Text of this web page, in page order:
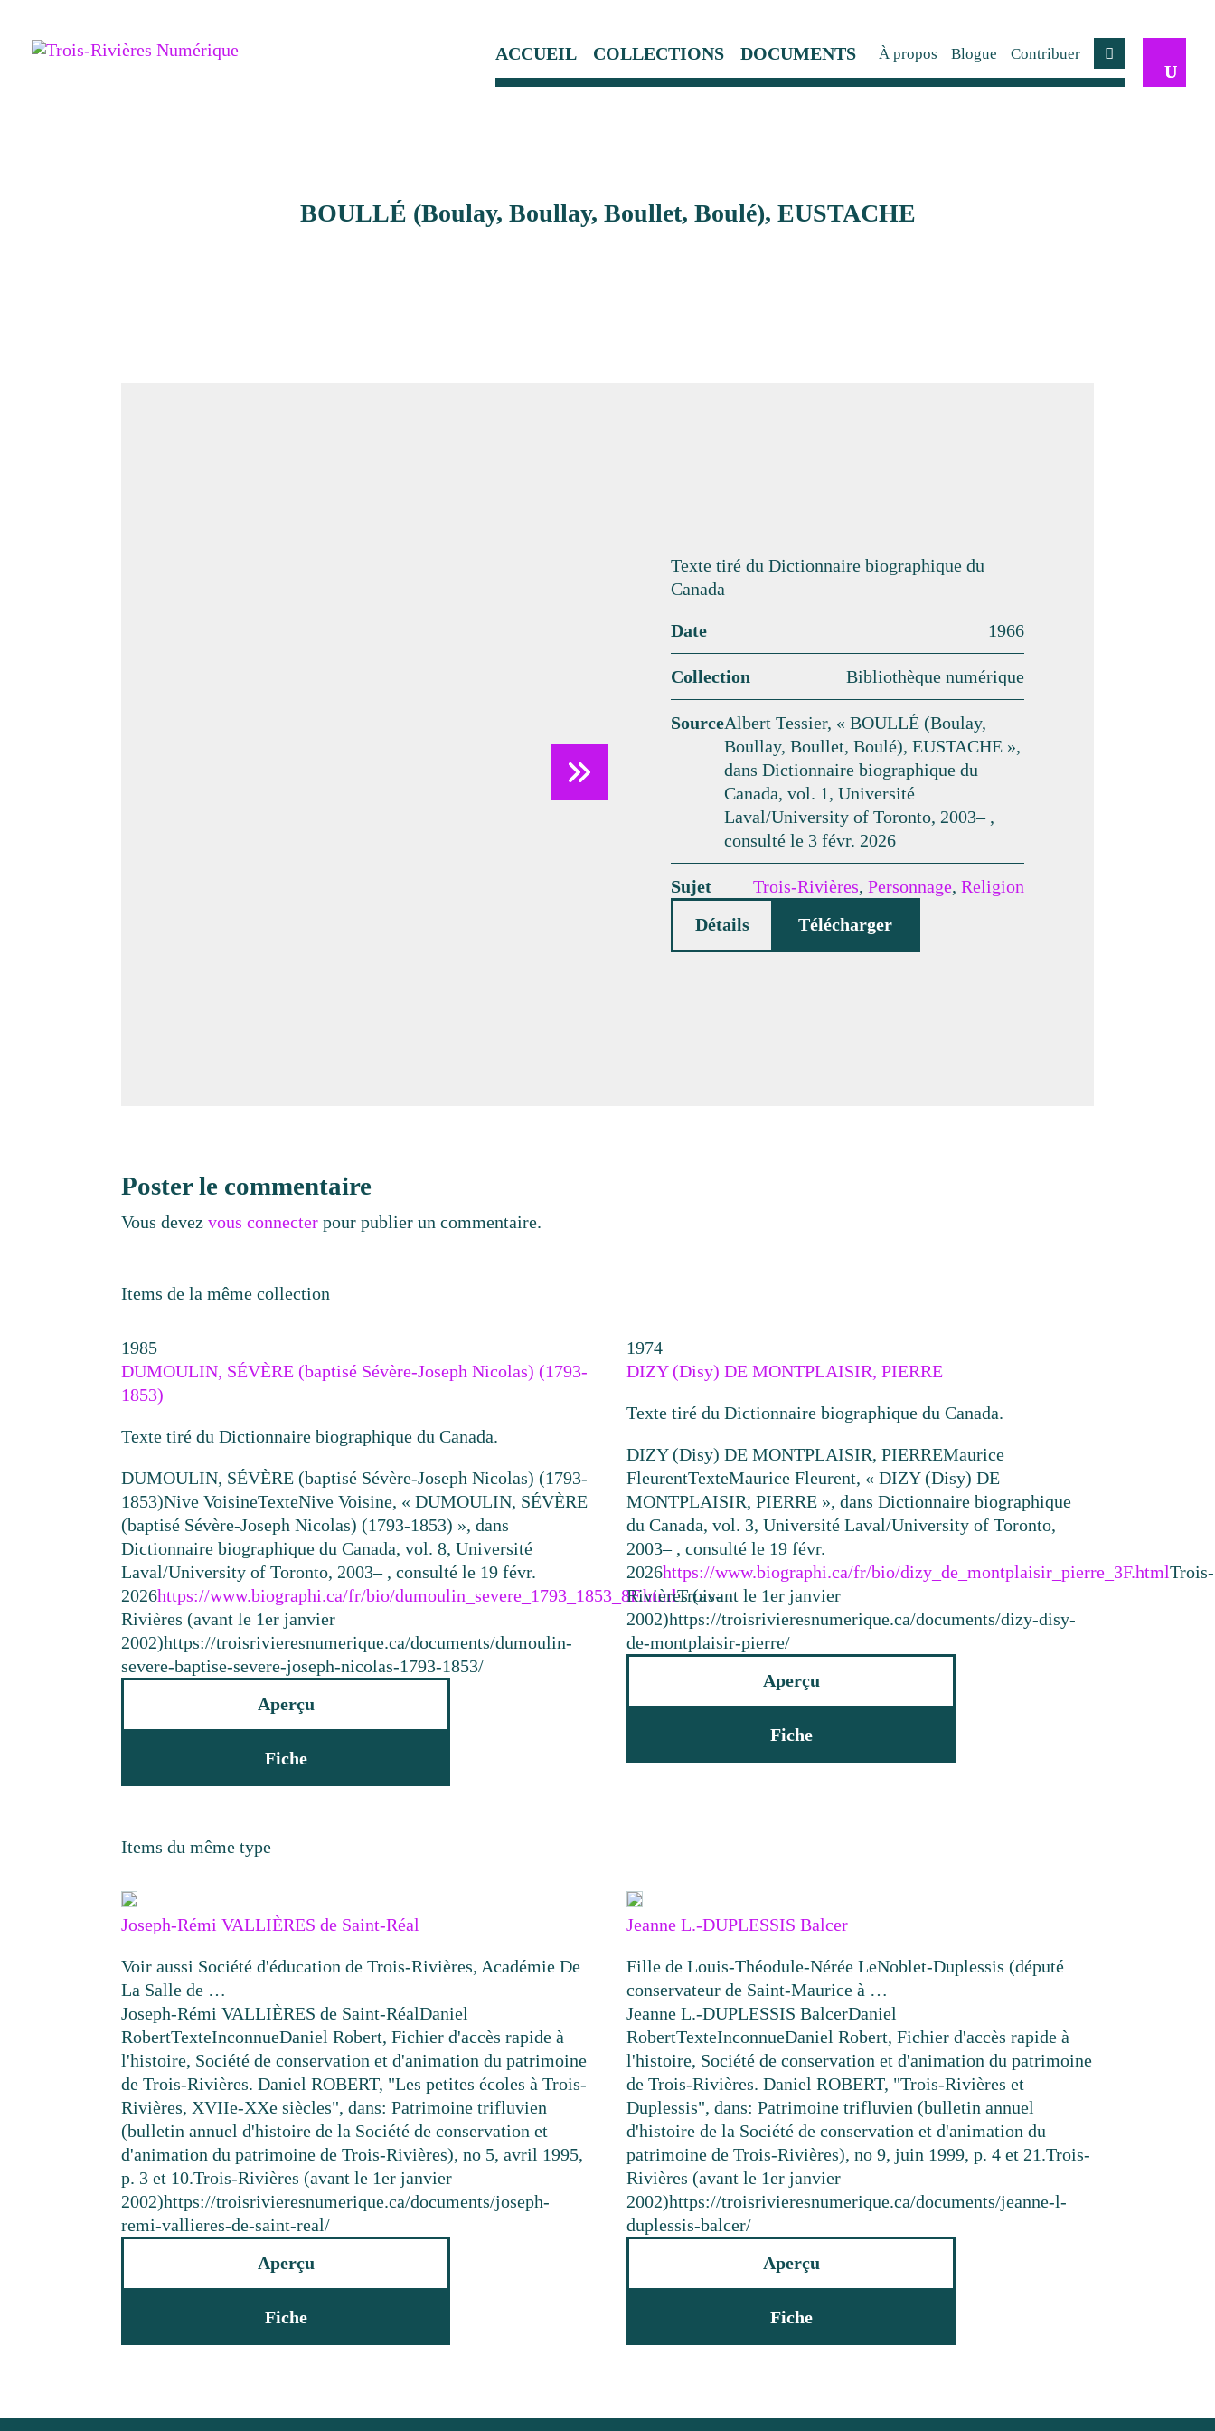
ACCUEIL COLLECTIONS DOCUMENTS À propos Blogue Contribuer Compte
BOULLÉ (Boulay, Boullay, Boullet, Boulé), EUSTACHE
Texte tiré du Dictionnaire biographique du
Canada
Date 1966
Collection Bibliothèque numérique
SourceAlbert Tessier, « BOULLÉ (Boulay,
Boullay, Boullet, Boulé), EUSTACHE »,
dans Dictionnaire biographique du
Canada, vol. 1, Université
Laval/University of Toronto, 2003– ,
consulté le 3 févr. 2026
Sujet Trois-Rivières, Personnage, Religion
Détails
Télécharger
Poster le commentaire
Vous devezvous connecter pour publier un commentaire.
Items de la même collection
1985
DUMOULIN, SÉVÈRE (baptisé Sévère-Joseph Nicolas) (1793-
1853)
Texte tiré du Dictionnaire biographique du Canada.
DUMOULIN, SÉVÈRE (baptisé Sévère-Joseph Nicolas) (1793-
1853)Nive VoisineTexteNive Voisine, « DUMOULIN, SÉVÈRE
(baptisé Sévère-Joseph Nicolas) (1793-1853) », dans
Dictionnaire biographique du Canada, vol. 8, Université
Laval/University of Toronto, 2003– , consulté le 19 févr.
2026https://www.biographi.ca/fr/bio/dumoulin_severe_1793_1853_8F.htmlTrois-
Rivières (avant le 1er janvier
2002)https://troisrivieresnumerique.ca/documents/dumoulin-
severe-baptise-severe-joseph-nicolas-1793-1853/
Aperçu
Fiche
1974
DIZY (Disy) DE MONTPLAISIR, PIERRE
Texte tiré du Dictionnaire biographique du Canada.
DIZY (Disy) DE MONTPLAISIR, PIERREMaurice
FleurentTexteMaurice Fleurent, « DIZY (Disy) DE
MONTPLAISIR, PIERRE », dans Dictionnaire biographique
du Canada, vol. 3, Université Laval/University of Toronto,
2003– , consulté le 19 févr.
2026https://www.biographi.ca/fr/bio/dizy_de_montplaisir_pierre_3F.htmlTrois-
Rivières (avant le 1er janvier
2002)https://troisrivieresnumerique.ca/documents/dizy-disy-
de-montplaisir-pierre/
Aperçu
Fiche
Items du même type
Joseph-Rémi VALLIÈRES de Saint-Réal
Voir aussi Société d'éducation de Trois-Rivières, Académie De
La Salle de …
Joseph-Rémi VALLIÈRES de Saint-RéalDaniel
RobertTexteInconnueDaniel Robert, Fichier d'accès rapide à
l'histoire, Société de conservation et d'animation du patrimoine
de Trois-Rivières. Daniel ROBERT, "Les petites écoles à Trois-
Rivières, XVIIe-XXe siècles", dans: Patrimoine trifluvien
(bulletin annuel d'histoire de la Société de conservation et
d'animation du patrimoine de Trois-Rivières), no 5, avril 1995,
p. 3 et 10.Trois-Rivières (avant le 1er janvier
2002)https://troisrivieresnumerique.ca/documents/joseph-
remi-vallieres-de-saint-real/
Aperçu
Fiche
Jeanne L.-DUPLESSIS Balcer
Fille de Louis-Théodule-Nérée LeNoblet-Duplessis (député
conservateur de Saint-Maurice à …
Jeanne L.-DUPLESSIS BalcerDaniel
RobertTexteInconnueDaniel Robert, Fichier d'accès rapide à
l'histoire, Société de conservation et d'animation du patrimoine
de Trois-Rivières. Daniel ROBERT, "Trois-Rivières et
Duplessis", dans: Patrimoine trifluvien (bulletin annuel
d'histoire de la Société de conservation et d'animation du
patrimoine de Trois-Rivières), no 9, juin 1999, p. 4 et 21.Trois-
Rivières (avant le 1er janvier
2002)https://troisrivieresnumerique.ca/documents/jeanne-l-
duplessis-balcer/
Aperçu
Fiche